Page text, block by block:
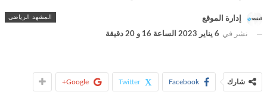
المشهد الرياضي إدارة الموقع
نشر في 6 يناير 2023 الساعة 16 و 20 دقيقة
شارك Facebook
Twitter
Google+